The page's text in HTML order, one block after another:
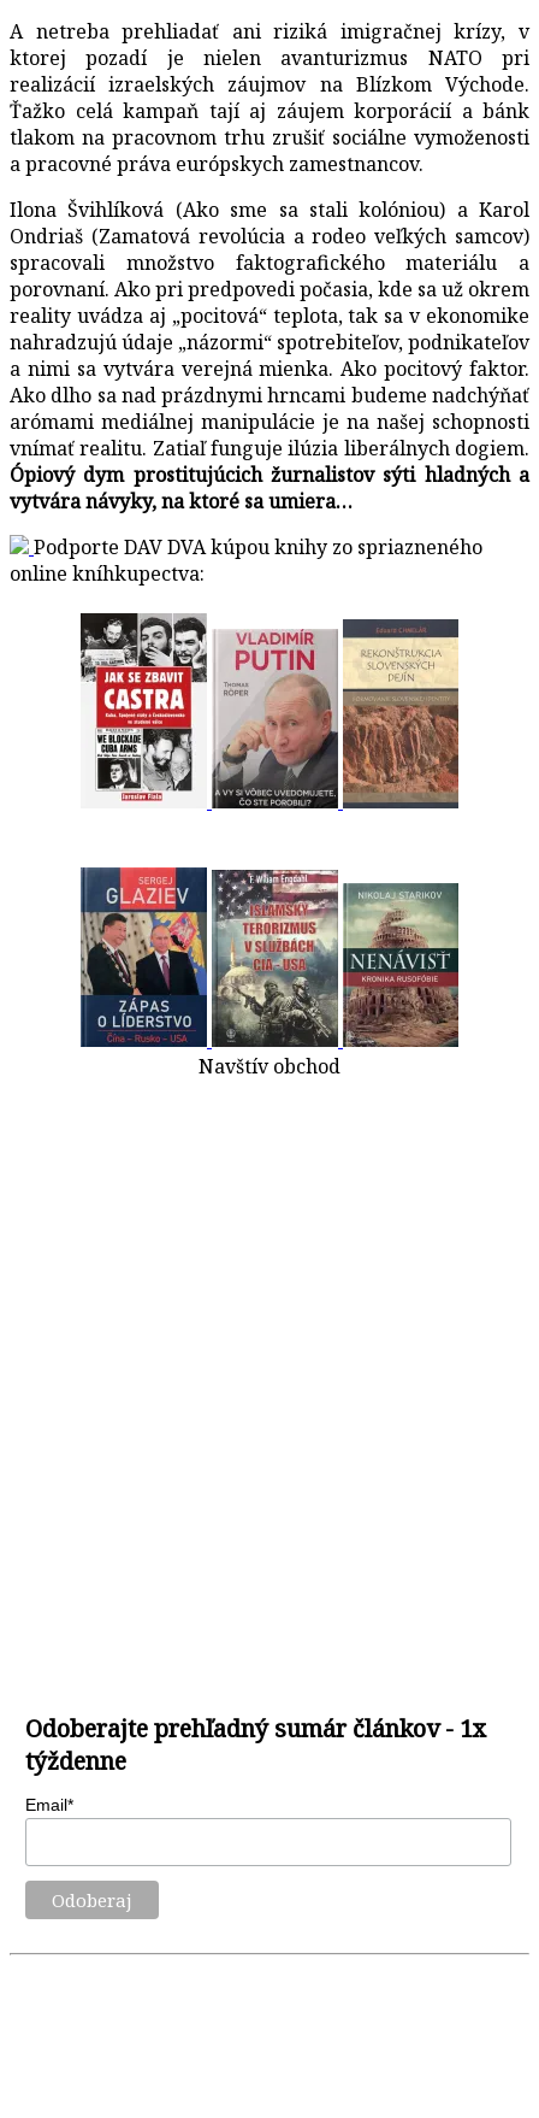
A netreba prehliadať ani riziká imigračnej krízy, v
ktorej pozadí je nielen avanturizmus NATO pri
realizácií izraelských záujmov na Blízkom Východe.
Ťažko celá kampaň tají aj záujem korporácií a bánk
tlakom na pracovnom trhu zrušiť sociálne vymoženosti
a pracovné práva európskych zamestnancov.
Ilona Švihlíková (Ako sme sa stali kolóniou) a Karol
Ondriaš (Zamatová revolúcia a rodeo veľkých samcov)
spracovali množstvo faktografického materiálu a
porovnaní. Ako pri predpovedi počasia, kde sa už okrem
reality uvádza aj „pocitová“ teplota, tak sa v ekonomike
nahradzujú údaje „názormi“ spotrebiteľov, podnikateľov
a nimi sa vytvára verejná mienka. Ako pocitový faktor.
Ako dlho sa nad prázdnymi hrncami budeme nadchýňať
arómami mediálnej manipulácie je na našej schopnosti
vnímať realitu. Zatiaľ funguje ilúzia liberálnych dogiem.
Ópiový dym prostitujúcich žurnalistov sýti hladných a
vytvára návyky, na ktoré sa umiera…
Podporte DAV DVA kúpou knihy zo spriazneného
online kníhkupectva:
Navštív obchod
Odoberajte prehľadný sumár článkov - 1x
týždenne
Email*